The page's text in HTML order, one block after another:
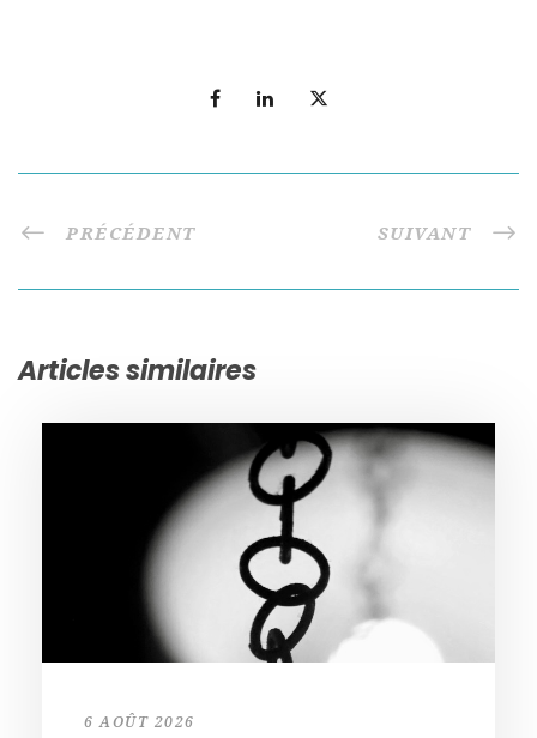
PRÉCÉDENT SUIVANT
Articles similaires
6 AOÛT 2026